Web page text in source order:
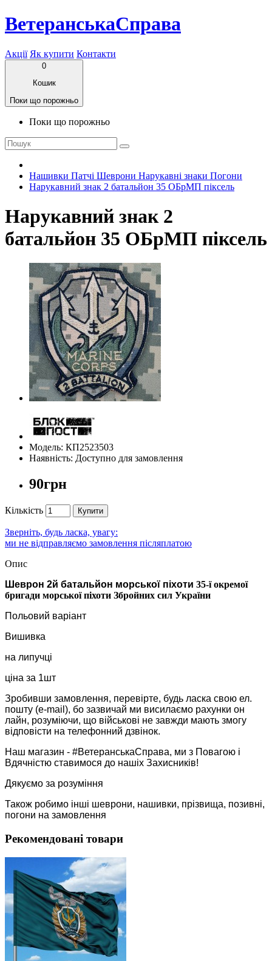
ВетеранськаСправа
Акції Як купити Контакти
0
Кошик
Поки що порожньо
Поки що порожньо
Нашивки Патчі Шеврони Нарукавні знаки Погони
Нарукавний знак 2 батальйон 35 ОБрМП піксель
Нарукавний знак 2
батальйон 35 ОБрМП піксель
Модель: КП2523503
Наявність: Доступно для замовлення
90грн
Кількість Купити
Зверніть, будь ласка, увагу:
ми не відправляємо замовлення післяплатою
Опис
Шеврон 2й батальйон морської піхоти 35-ї окремої
бригади морської піхоти Збройних сил України
Польовий варіант
Вишивка
на липучці
ціна за 1шт
Зробивши замовлення, перевірте, будь ласка свою ел.
пошту (e-mail), бо зазвичай ми висилаємо рахунки он
лайн, розуміючи, що військові не завжди мають змогу
відповісти на телефонний дзвінок.
Наш магазин - #ВетеранськаСправа, ми з Повагою і
Вдячністю ставимося до нашіх Захисників!
Дякуємо за розуміння
Також робимо інші шеврони, нашивки, прізвища, позивні,
погони на замовлення
Рекомендовані товари